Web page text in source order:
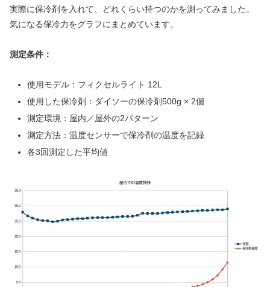
実際に保冷剤を入れて、どれくらい持つのかを測ってみました。
気になる保冷力をグラフにまとめています。
測定条件：
使用モデル：フィクセルライト 12L
使用した保冷剤：ダイソーの保冷剤500g × 2個
測定環境：屋内／屋外の2パターン
測定方法：温度センサーで保冷剤の温度を記録
各3回測定した平均値